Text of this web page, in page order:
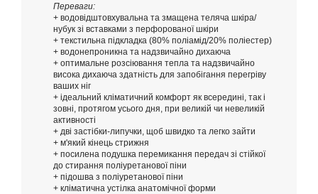
Переваги:
​​+ водовідштовхувальна та змащена теляча шкіра/
нубук зі вставками з перфорованої шкіри
+ текстильна підкладка (80% поліамід/20% поліестер)
+ водонепроникна та надзвичайно дихаюча
+ оптимальне розсіювання тепла та надзвичайно
висока дихаюча здатність для запобігання перегріву
ваших ніг
+ ідеальний кліматичний комфорт як всередині, так і
зовні, протягом усього дня, при великій чи невеликій
активності
+ дві застібки-липучки, щоб швидко та легко зайти
+ м'який кінець стрижня
+ посилена подушка перемикання передач зі стійкої
до стирання поліуретанової піни
+ підошва з поліуретанової піни
+ кліматична устілка анатомічної форми